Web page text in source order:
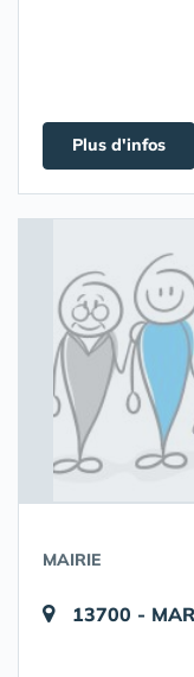
Plus d'infos
MAIRIE
13700 -